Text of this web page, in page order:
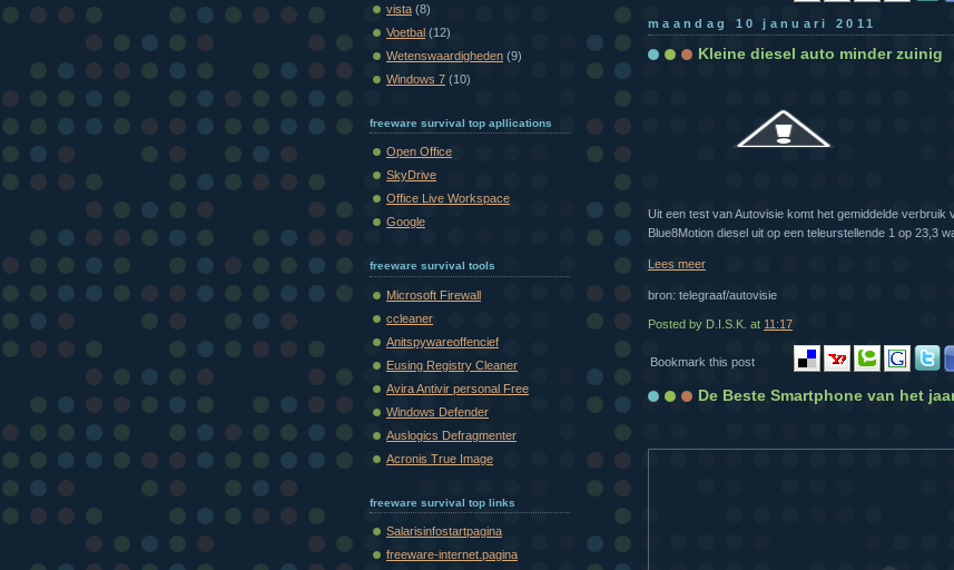
maandag 10 januari 2011
Kleine diesel auto minder zuinig
Uit een test van Autovisie komt het gemiddelde verbruik
Blue8Motion diesel uit op een teleurstellende 1 op 23,3
Lees meer
bron: telegraaf/autovisie
Posted by D.I.S.K. at 11:17
Bookmark this post
De Beste Smartphone van het
vista (8)
Voetbal (12)
Wetenswaardigheden (9)
Windows 7 (10)
freeware survival top apllications
Open Office
SkyDrive
Office Live Workspace
Google
freeware survival tools
Microsoft Firewall
ccleaner
Anitspywareoffencief
Eusing Registry Cleaner
Avira Antivir personal Free
Windows Defender
Auslogics Defragmenter
Acronis True Image
freeware survival top links
Salarisinfostartpagina
freeware-internet.pagina